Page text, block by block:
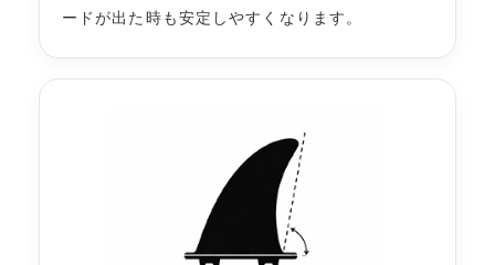
ードが出た時も安定しやすくなります。